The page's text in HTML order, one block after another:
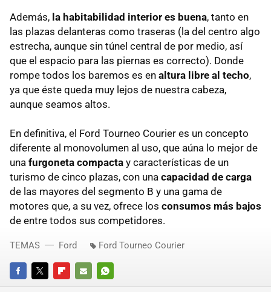
Además, la habitabilidad interior es buena, tanto en
las plazas delanteras como traseras (la del centro algo
estrecha, aunque sin túnel central de por medio, así
que el espacio para las piernas es correcto). Donde
rompe todos los baremos es en altura libre al techo,
ya que éste queda muy lejos de nuestra cabeza,
aunque seamos altos.
En definitiva, el Ford Tourneo Courier es un concepto
diferente al monovolumen al uso, que aúna lo mejor de
una furgoneta compacta y características de un
turismo de cinco plazas, con una capacidad de carga
de las mayores del segmento B y una gama de
motores que, a su vez, ofrece los consumos más bajos
de entre todos sus competidores.
FACEBOOKTWITTERFLIPBOARD
E-
WHATSAPP
TEMAS Ford Ford Tourneo Courier